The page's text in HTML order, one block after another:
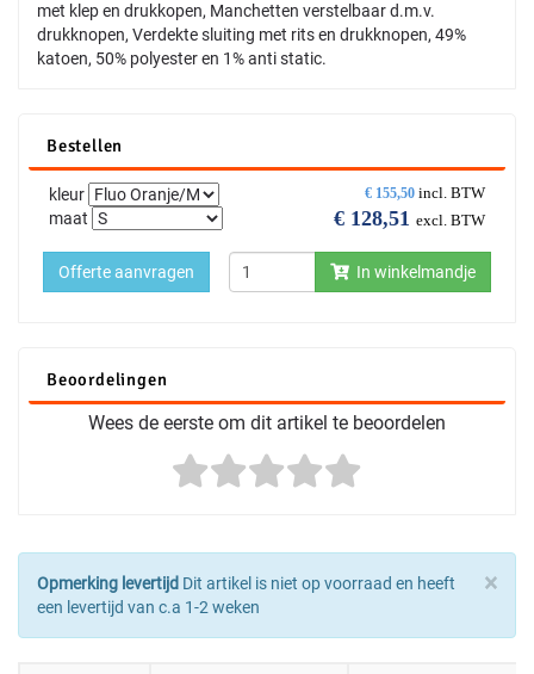
met klep en drukkopen, Manchetten verstelbaar d.m.v.
drukknopen, Verdekte sluiting met rits en drukknopen, 49%
katoen, 50% polyester en 1% anti static.
Bestellen
€ 155,50 incl. BTW
€ 128,51 excl. BTW
kleur
maat
In winkelmandje
Offerte aanvragen
Beoordelingen
Wees de eerste om dit artikel te beoordelen
×
Opmerking levertijd Dit artikel is niet op voorraad en heeft
een levertijd van c.a 1-2 weken